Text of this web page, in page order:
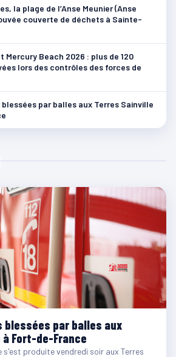
la plage de l’Anse Meunier (Anse
couverte de déchets à Sainte-
Mercury Beach 2026 : plus de 120
lors des contrôles des forces de
par balles aux Terres Sainville
blessées par balles aux
Fort-de-France
s'est produite vendredi soir aux Terres